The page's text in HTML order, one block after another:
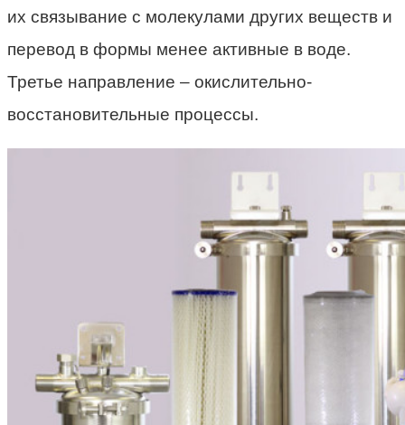
их связывание с молекулами других веществ и
перевод в формы менее активные в воде.
Третье направление – окислительно-
восстановительные процессы.